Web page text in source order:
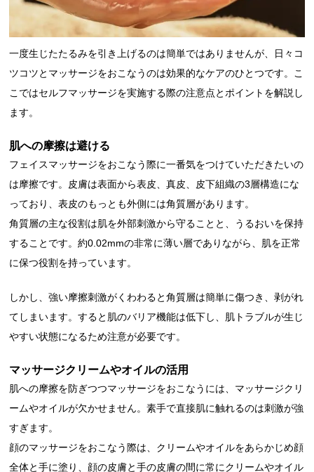
一度生じたたるみを引き上げるのは簡単ではありませんが、日々コ
ツコツとマッサージをおこなうのは効果的なケアのひとつです。こ
こではセルフマッサージを実施する際の注意点とポイントを解説し
ます。
肌への摩擦は避ける
フェイスマッサージをおこなう際に一番気をつけていただきたいの
は摩擦です。皮膚は表面から表皮、真皮、皮下組織の3層構造にな
っており、表皮のもっとも外側には角質層があります。
角質層の主な役割は肌を外部刺激から守ることと、うるおいを保持
することです。約0.02mmの非常に薄い層でありながら、肌を正常
に保つ役割を持っています。
しかし、強い摩擦刺激がくわわると角質層は簡単に傷つき、剥がれ
てしまいます。すると肌のバリア機能は低下し、肌トラブルが生じ
やすい状態になるため注意が必要です。
マッサージクリームやオイルの活用
肌への摩擦を防ぎつつマッサージをおこなうには、マッサージクリ
ームやオイルが欠かせません。素手で直接肌に触れるのは刺激が強
すぎます。
顔のマッサージをおこなう際は、クリームやオイルをあらかじめ顔
全体と手に塗り、顔の皮膚と手の皮膚の間に常にクリームやオイル